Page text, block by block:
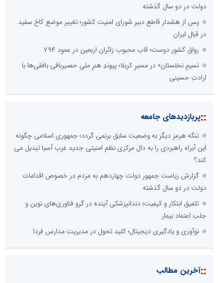
دولت در دو سال گذشته
پس از هشدار قاطع دبیر شورای امنیت کشور؛ تغییر موضع کاخ سفید
در قبال ایران
رواق کشور دوست؛ قاب محبوب زائران اربعین در عمود ۷۹۴
نسیمِ نخلستان» در مسیرِ کربلا؛ پیوندِ هنرِ ملیِ حصیربافی بافقی‌ها با
ارادتِ حسینی
::پربازدیدهای جامعه
تنگه هرمز دیگر به وضعیت سابق برنمی گردد؛ جمهوری اسلامی چگونه
این آبراه راهبردی را به دال مرکزی نظم امنیتی جدید غرب آسیا تبدیل می
کند؟
گزارش ریاست جمهور دولت چهاردهم به مردم در خصوص اقدامات
دولت در دو سال گذشته
تلفیق ابتکار و کیفیت؛ دندانپزشکی آینده در گرو فناوری‌های نوین و
جلب اعتماد بیمار
نوآوری و یادگیری دیجیتال؛ کلید تحول در مدیریت مدارس فردا
::آخرین مطالب